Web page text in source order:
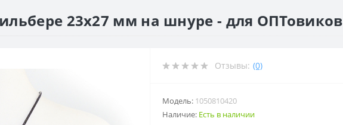
23x27 мм на шнуре - для ОПТовиков
Отзывы: (0)
Модель: 1050810420
Наличие: Есть в наличии